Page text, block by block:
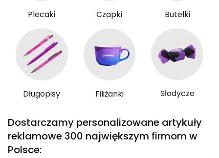
Plecaki Czapki Butelki
Długopisy Filiżanki Słodycze
Dostarczamy personalizowane artykuły
reklamowe 300 największym firmom w
Polsce: